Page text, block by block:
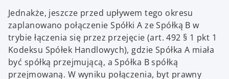
Jednakże, jeszcze przed upływem tego okresu
zaplanowano połączenie Spółki A ze Spółką B w
trybie łączenia się przez przejęcie (art. 492 § 1 pkt 1
Kodeksu Spółek Handlowych), gdzie Spółka A miała
być spółką przejmującą, a Spółka B spółką
przejmowaną. W wyniku połączenia, byt prawny